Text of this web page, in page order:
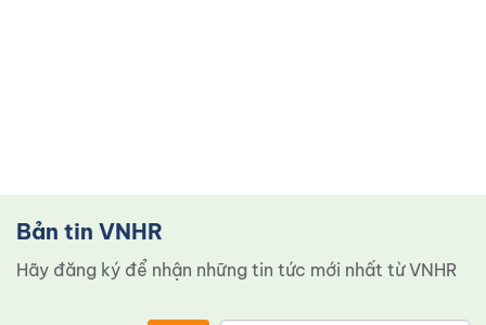
Bản tin VNHR
Hãy đăng ký để nhận những tin tức mới nhất từ ​​VNHR